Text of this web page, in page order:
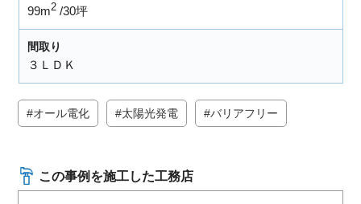
99m2 30坪
間取り
３ＬＤＫ
オール電化 太陽光発電 バリアフリー
この事例を施工した工務店